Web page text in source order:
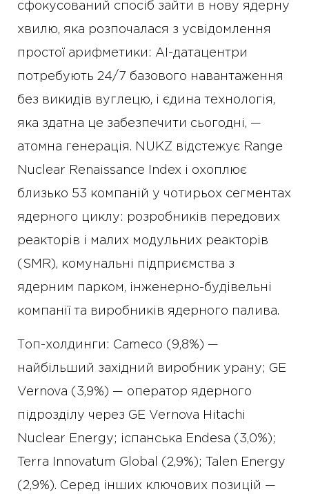
сфокусований спосіб зайти в нову ядерну
хвилю, яка розпочалася з усвідомлення
простої арифметики: AI-датацентри
потребують 24/7 базового навантаження
без викидів вуглецю, і єдина технологія,
яка здатна це забезпечити сьогодні, —
атомна генерація. NUKZ відстежує Range
Nuclear Renaissance Index і охоплює
близько 53 компаній у чотирьох сегментах
ядерного циклу: розробників передових
реакторів і малих модульних реакторів
(SMR), комунальні підприємства з
ядерним парком, інженерно-будівельні
компанії та виробників ядерного палива.
Топ-холдинги: Cameco (9,8%) —
найбільший західний виробник урану; GE
Vernova (3,9%) — оператор ядерного
підрозділу через GE Vernova Hitachi
Nuclear Energy; іспанська Endesa (3,0%);
Terra Innovatum Global (2,9%); Talen Energy
(2,9%). Серед інших ключових позицій —